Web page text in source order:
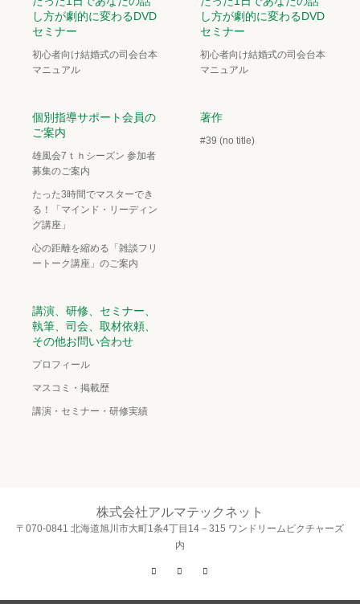
し方が劇的に変わるDVD
セミナー
初心者向け結婚式の司会台本
マニュアル
し方が劇的に変わるDVD
セミナー
初心者向け結婚式の司会台本
マニュアル
個別指導サポート会員の
ご案内
雄風会7ｔｈシーズン 参加者
募集のご案内
たった3時間でマスターでき
る！「マインド・リーディン
グ講座」
心の距離を縮める「雑談フリ
ートーク講座」のご案内
著作
#39 (no title)
講演、研修、セミナー、
執筆、司会、取材依頼、
その他お問い合わせ
プロフィール
マスコミ・掲載歴
講演・セミナー・研修実績
株式会社アルマテックネット
〒070-0841 北海道旭川市大町1条4丁目14－315 ワンドリームピクチャーズ
内
Twitter
Facebook